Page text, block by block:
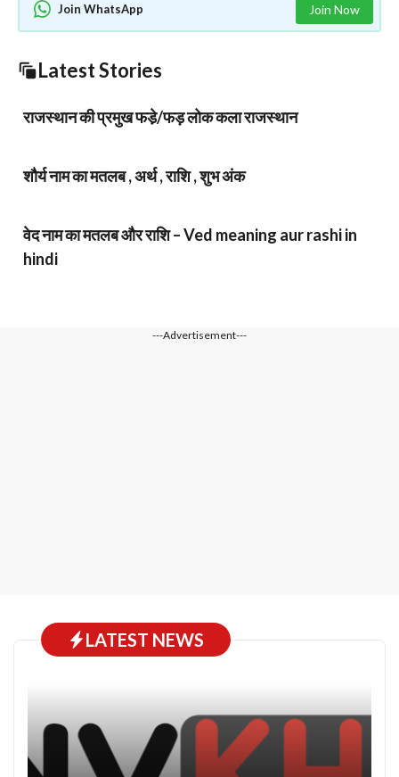
Join WhatsApp Join Now
Latest Stories
राजस्थान की प्रमुख फडे़/फड़ लोक कला राजस्थान
शौर्य नाम का मतलब , अर्थ , राशि , शुभ अंक
वेद नाम का मतलब और राशि – Ved meaning aur rashi in
hindi
---Advertisement---
LATEST NEWS